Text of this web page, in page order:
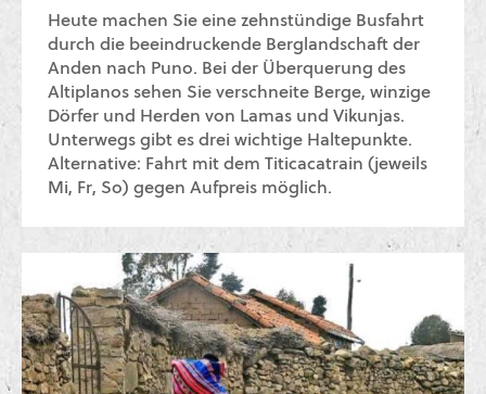
Heute machen Sie eine zehnstündige Busfahrt
durch die beeindruckende Berglandschaft der
Anden nach Puno. Bei der Überquerung des
Altiplanos sehen Sie verschneite Berge, winzige
Dörfer und Herden von Lamas und Vikunjas.
Unterwegs gibt es drei wichtige Haltepunkte.
Alternative: Fahrt mit dem Titicacatrain (jeweils
Mi, Fr, So) gegen Aufpreis möglich.